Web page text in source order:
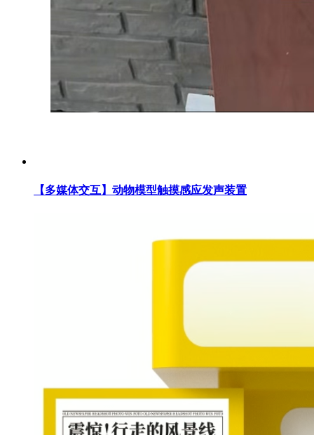
【多媒体交互】动物模型触摸感应发声装置